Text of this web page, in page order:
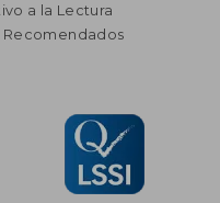
a la Lectura
Recomendados